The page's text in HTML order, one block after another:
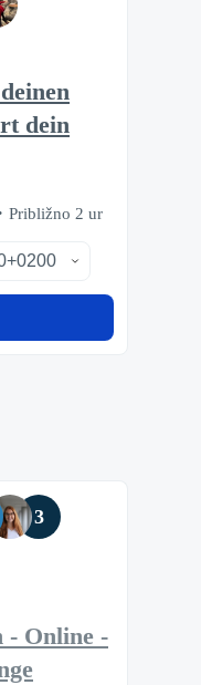
dein
Približno 2 ur
3
- Online -